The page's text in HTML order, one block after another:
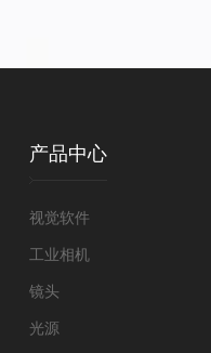
产品中心
视觉软件
工业相机
镜头
光源